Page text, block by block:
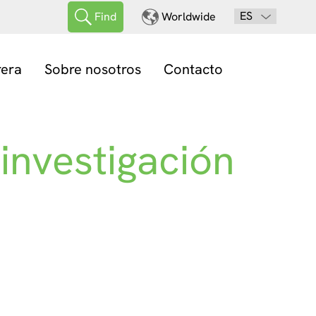
Find Worldwide ES
Sobre nosotros Contacto